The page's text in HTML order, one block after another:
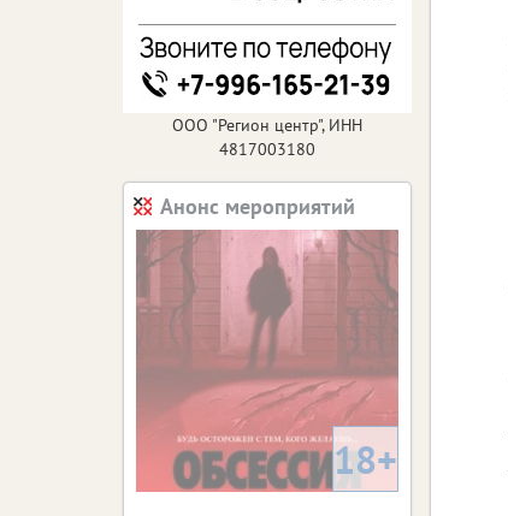
ООО "Регион центр", ИНН
4817003180
Анонс мероприятий
18+